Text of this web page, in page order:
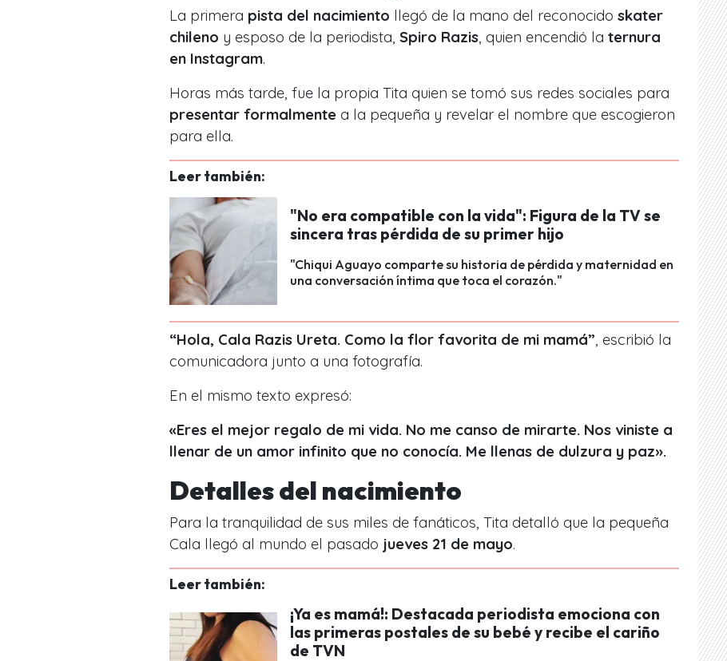
La primera pista del nacimiento llegó de la mano del reconocido skater
chileno y esposo de la periodista, Spiro Razis , quien encendió la ternura
en Instagram.
Horas más tarde, fue la propia Tita quien se tomó sus redes sociales para
presentar formalmente a la pequeña y revelar el nombre que escogieron
para ella.
Leer también:
"No era compatible con la vida": Figura de la TV se
sincera tras pérdida de su primer hijo
"Chiqui Aguayo comparte su historia de pérdida y maternidad en
una conversación íntima que toca el corazón."
“Hola, Cala Razis Ureta. Como la flor favorita de mi mamá” , escribió la
comunicadora junto a una fotografía.
En el mismo texto expresó:
«Eres el mejor regalo de mi vida. No me canso de mirarte. Nos viniste a
llenar de un amor infinito que no conocía. Me llenas de dulzura y paz».
Detalles del nacimiento
Para la tranquilidad de sus miles de fanáticos, Tita detalló que la pequeña
Cala llegó al mundo el pasado jueves 21 de mayo.
Leer también:
¡Ya es mamá!: Destacada periodista emociona con
las primeras postales de su bebé y recibe el cariño
de TVN